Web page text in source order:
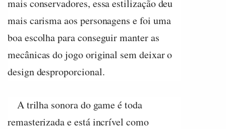
mais conservadores, essa estilização deu
mais carisma aos personagens e foi uma
boa escolha para conseguir manter as
mecânicas do jogo original sem deixar o
design desproporcional.
A trilha sonora do game é toda
remasterizada e está incrível como